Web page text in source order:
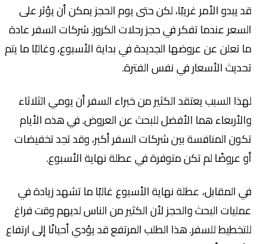
قد يبدو الأمر غريبًا، لكن حتى يوم الحجز يمكن أن يؤثر على
السعر عندما تفكر في حجز رحلات الكروز. شركات السفر عادة
ما تعلن عن عروضها الجديدة في بداية الأسبوع، وغالبًا ما يتم
تحديث الأسعار في نفس الفترة.
لهذا السبب يعتقد الكثير من خبراء السفر أن يومي الثلاثاء
والأربعاء هما الأفضل للبحث عن العروض. في هذه الأيام
تكون المنافسة بين شركات السفر أكبر، وقد تجد تخفيضات
أو عروضًا لم تكن متوفرة في عطلة نهاية الأسبوع.
في المقابل، عطلة نهاية الأسبوع غالبًا ما تشهد زيادة في
عمليات البحث والحجز لأن الكثير من الناس لديهم وقت فراغ
للتخطيط للسفر. هذا الطلب المرتفع قد يؤدي أحيانًا إلى ارتفاع